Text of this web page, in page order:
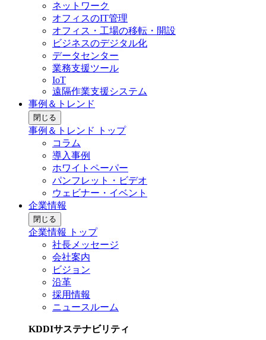
ネットワーク
オフィスのIT管理
オフィス・工場の移転・開設
ビジネスのデジタル化
データセンター
業務支援ツール
IoT
遠隔作業支援システム
事例＆トレンド
閉じる
事例＆トレンド トップ
コラム
導入事例
ホワイトペーパー
パンフレット・ビデオ
ウェビナー・イベント
企業情報
閉じる
企業情報 トップ
社長メッセージ
会社案内
ビジョン
沿革
採用情報
ニュースルーム
KDDIサステナビリティ